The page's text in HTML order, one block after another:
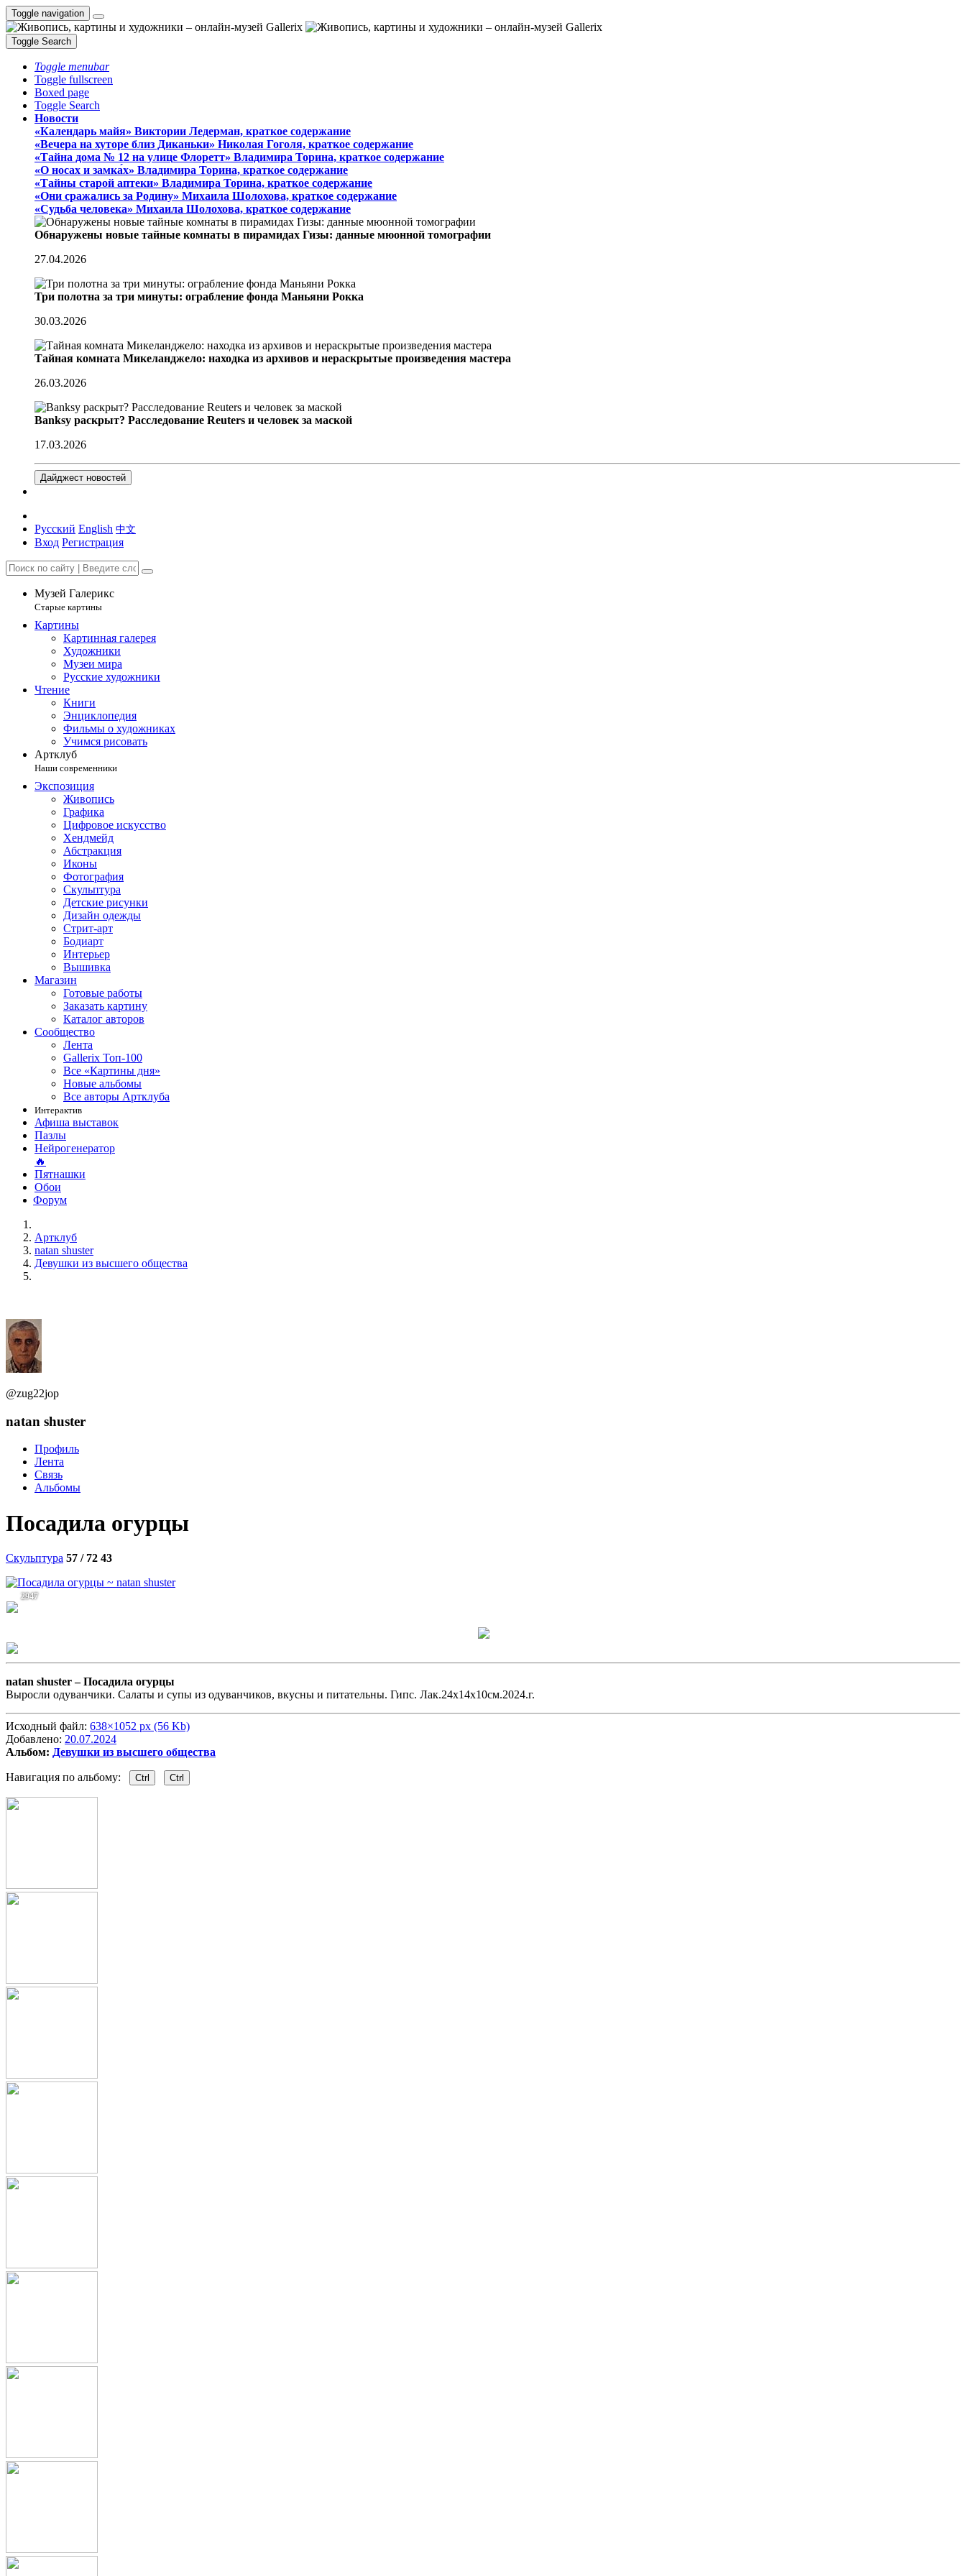
Toggle navigation
Toggle Search
Toggle menubar
Toggle fullscreen
Boxed page
Toggle Search
Новости
«Календарь майя» Виктории Ледерман, краткое содержание
«Вечера на хуторе близ Диканьки» Николая Гоголя, краткое содержание
«Тайна дома № 12 на улице Флоретт» Владимира Торина, краткое содержание
«О носах и замка́х» Владимира Торина, краткое содержание
«Тайны старой аптеки» Владимира Торина, краткое содержание
«Они сражались за Родину» Михаила Шолохова, краткое содержание
«Судьба человека» Михаила Шолохова, краткое содержание
Обнаружены новые тайные комнаты в пирамидах Гизы: данные мюонной томографии
27.04.2026
Три полотна за три минуты: ограбление фонда Маньяни Рокка
30.03.2026
Тайная комната Микеланджело: находка из архивов и нераскрытые произведения мастера
26.03.2026
Banksy раскрыт? Расследование Reuters и человек за маской
17.03.2026
Дайджест новостей
Русский English 中文
Вход Регистрация
Музей Галерикс
Старые картины
Картины
Картинная галерея
Художники
Музеи мира
Русские художники
Чтение
Книги
Энциклопедия
Фильмы о художниках
Учимся рисовать
Артклуб
Наши современники
Экспозиция
Живопись
Графика
Цифровое искусство
Хендмейд
Абстракция
Иконы
Фотография
Скульптура
Детские рисунки
Дизайн одежды
Стрит-арт
Бодиарт
Интерьер
Вышивка
Магазин
Готовые работы
Заказать картину
Каталог авторов
Сообщество
Лента
Gallerix Топ-100
Все «Картины дня»
Новые альбомы
Все авторы Артклуба
Интерактив
Афиша выставок
Пазлы
Нейрогенератор
🔥
Пятнашки
Обои
Форум
Артклуб
natan shuster
Девушки из высшего общества
@zug22jop
natan shuster
Профиль
Лента
Связь
Альбомы
Посадила огурцы
Скульптура 57 / 72 43
2947
natan shuster –Посадила огурцы
Выросли одуванчики. Салаты и супы из одуванчиков, вкусны и питательны. Гипс. Лак.24х14х10см.2024.г.
Исходный файл: 638×1052 px (56 Kb)
Добавлено: 20.07.2024
Альбом: Девушки из высшего общества
Навигация по альбому: Ctrl Ctrl